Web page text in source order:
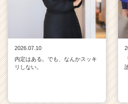
2026.07.10
内定はある。でも、なんかスッキ
リしない。